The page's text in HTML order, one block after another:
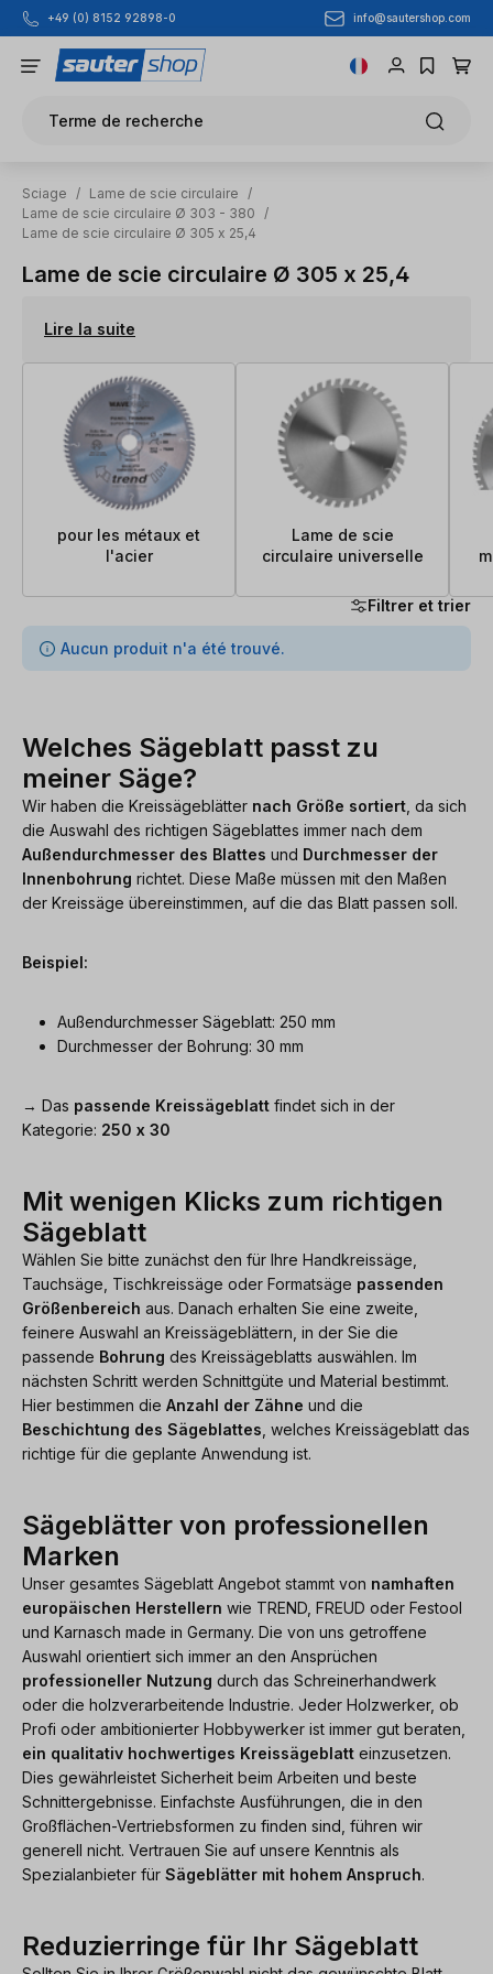
Passer au contenu principal
+49 (0) 8152 92898-0 info@sautershop.com
Terme de recherche
Sciage / Lame de scie circulaire
/
Lame de scie circulaire Ø 303 - 380
/
Lame de scie circulaire Ø 305 x 25,4
Lame de scie circulaire Ø 305 x 25,4
Lire la suite
pour les métaux et
l'acier
Lame de scie
circulaire universelle
Filtrer et trier
0 articles trouvés
Aucun produit n'a été trouvé.
Welches Sägeblatt passt zu
meiner Säge?
Wir haben die Kreissägeblätter nach Größe sortiert , da sich
die Auswahl des richtigen Sägeblattes immer nach dem
Außendurchmesser des Blattes und Durchmesser der
Innenbohrung richtet. Diese Maße müssen mit den Maßen
der Kreissäge übereinstimmen, auf die das Blatt passen soll.
Beispiel:
Außendurchmesser Sägeblatt: 250 mm
Durchmesser der Bohrung: 30 mm
→ Das passende Kreissägeblatt findet sich in der
Kategorie: 250 x 30
Mit wenigen Klicks zum richtigen
Sägeblatt
Wählen Sie bitte zunächst den für Ihre Handkreissäge,
Tauchsäge, Tischkreissäge oder Formatsäge passenden
Größenbereich aus. Danach erhalten Sie eine zweite,
feinere Auswahl an Kreissägeblättern, in der Sie die
passende Bohrung des Kreissägeblatts auswählen. Im
nächsten Schritt werden Schnittgüte und Material bestimmt.
Hier bestimmen die Anzahl der Zähne und die
Beschichtung des Sägeblattes , welches Kreissägeblatt das
richtige für die geplante Anwendung ist.
Sägeblätter von professionellen
Marken
Unser gesamtes Sägeblatt Angebot stammt von namhaften
europäischen Herstellern wie TREND, FREUD oder Festool
und Karnasch made in Germany. Die von uns getroffene
Auswahl orientiert sich immer an den Ansprüchen
professioneller Nutzung durch das Schreinerhandwerk
oder die holzverarbeitende Industrie. Jeder Holzwerker, ob
Profi oder ambitionierter Hobbywerker ist immer gut beraten,
ein qualitativ hochwertiges Kreissägeblatt einzusetzen.
Dies gewährleistet Sicherheit beim Arbeiten und beste
Schnittergebnisse. Einfachste Ausführungen, die in den
Großflächen-Vertriebsformen zu finden sind, führen wir
generell nicht. Vertrauen Sie auf unsere Kenntnis als
Spezialanbieter für Sägeblätter mit hohem Anspruch.
Reduzierringe für Ihr Sägeblatt